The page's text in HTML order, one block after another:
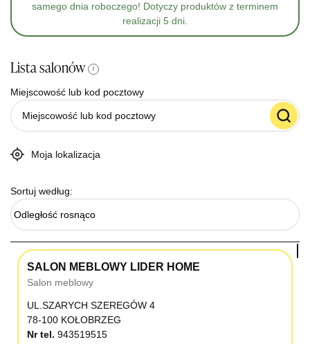
samego dnia roboczego! Dotyczy produktów z terminem
realizacji 5 dni.
Lista salonów i
Miejscowość lub kod pocztowy
Moja lokalizacja
Sortuj według:
Odległość rosnąco
SALON MEBLOWY LIDER HOME
Salon meblowy
UL.SZARYCH SZEREGÓW 4
78-100 KOŁOBRZEG
Nr tel. 943519515